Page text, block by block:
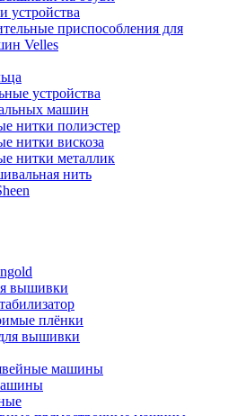
устройства
приспособления для
Velles
устройства
машин
нитки полиэстер
нитки вискоза
нитки металлик
нить
вышивки
плёнки
вышивки
машины